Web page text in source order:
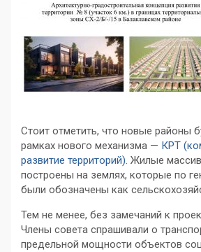
Стоит отметить, что новые районы
рамках нового механизма — КРТ
развитие территорий). Жилые
построены на землях, которые по
были обозначены как
Тем не менее, без замечаний к
Члены совета спрашивали о
предельной мощности объектов